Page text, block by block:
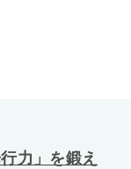
力」を鍛え